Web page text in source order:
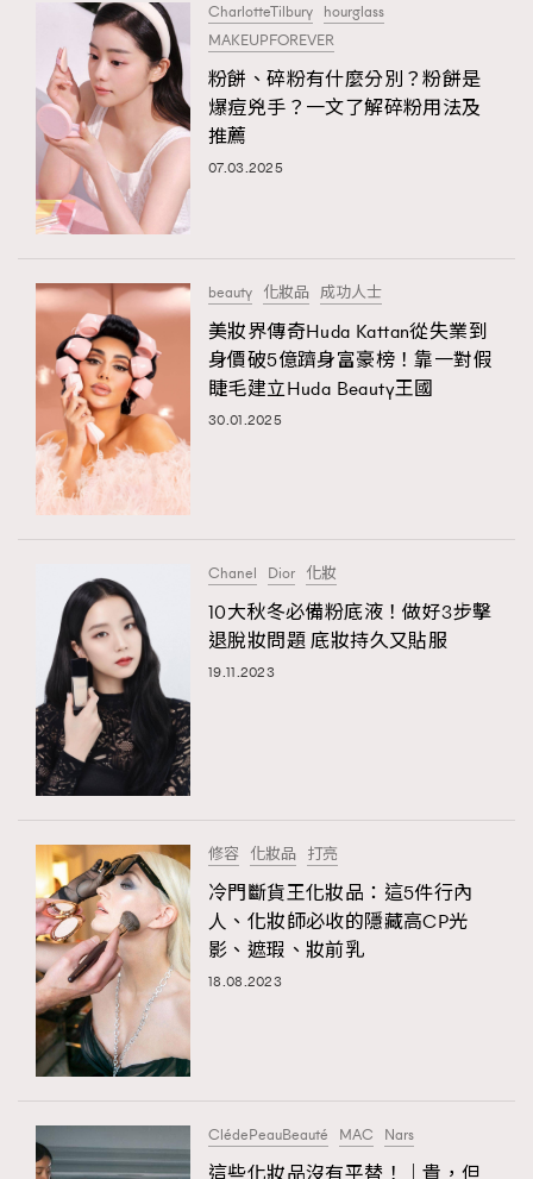
CharlotteTilbury hourglass
MAKEUPFOREVER
粉餅、碎粉有什麼分別？粉餅是
爆痘兇手？一文了解碎粉用法及
推薦
07.03.2025
beauty 化妝品 成功人士
美妝界傳奇Huda Kattan從失業到
身價破5億躋身富豪榜！靠一對假
睫毛建立Huda Beauty王國
30.01.2025
Chanel Dior 化妝
10大秋冬必備粉底液！做好3步擊
退脫妝問題 底妝持久又貼服
19.11.2023
修容 化妝品 打亮
冷門斷貨王化妝品：這5件行內
人、化妝師必收的隱藏高CP光
影、遮瑕、妝前乳
18.08.2023
ClédePeauBeauté MAC Nars
這些化妝品沒有平替！｜貴，但